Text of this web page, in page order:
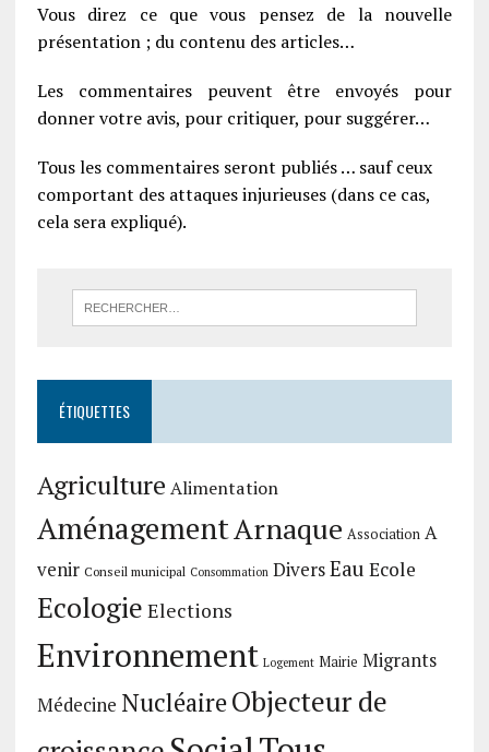
Vous direz ce que vous pensez de la nouvelle
présentation ; du contenu des articles…
Les commentaires peuvent être envoyés pour
donner votre avis, pour critiquer, pour suggérer…
Tous les commentaires seront publiés … sauf ceux
comportant des attaques injurieuses (dans ce cas,
cela sera expliqué).
ÉTIQUETTES
Agriculture Alimentation
AménagementArnaque Association A
venir Conseil municipal Consommation DiversEau Ecole
Ecologie Elections
Environnement Logement Mairie Migrants
Médecine NucléaireObjecteur de